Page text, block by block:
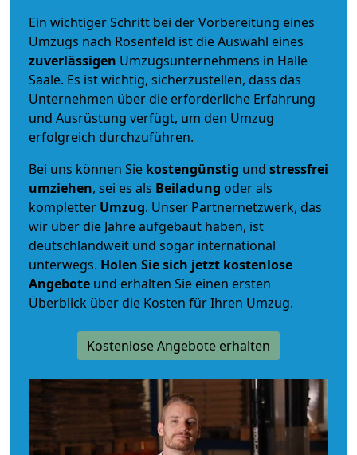
Ein wichtiger Schritt bei der Vorbereitung eines
Umzugs nach Rosenfeld ist die Auswahl eines
zuverlässigen Umzugsunternehmens in Halle
Saale. Es ist wichtig, sicherzustellen, dass das
Unternehmen über die erforderliche Erfahrung
und Ausrüstung verfügt, um den Umzug
erfolgreich durchzuführen.
Bei uns können Sie kostengünstig und stressfrei
umziehen, sei es als Beiladung oder als
kompletter Umzug. Unser Partnernetzwerk, das
wir über die Jahre aufgebaut haben, ist
deutschlandweit und sogar international
unterwegs. Holen Sie sich jetzt kostenlose
Angebote und erhalten Sie einen ersten
Überblick über die Kosten für Ihren Umzug.
Kostenlose Angebote erhalten